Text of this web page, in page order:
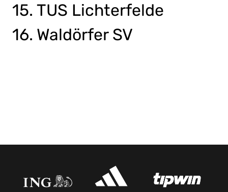
15. TUS Lichterfelde
16. Waldörfer SV